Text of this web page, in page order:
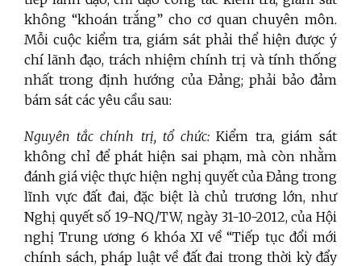
không “khoán trắng” cho cơ quan chuyên môn.
Mỗi cuộc kiểm tra, giám sát phải thể hiện được ý
chí lãnh đạo, trách nhiệm chính trị và tính thống
nhất trong định hướng của Đảng; phải bảo đảm
bám sát các yêu cầu sau:
Nguyên tắc chính trị, tổ chức: Kiểm tra, giám sát
không chỉ để phát hiện sai phạm, mà còn nhằm
đánh giá việc thực hiện nghị quyết của Đảng trong
lĩnh vực đất đai, đặc biệt là chủ trương lớn, như
Nghị quyết số 19-NQ/TW, ngày 31-10-2012, của Hội
nghị Trung ương 6 khóa XI về “Tiếp tục đổi mới
chính sách, pháp luật về đất đai trong thời kỳ đẩy